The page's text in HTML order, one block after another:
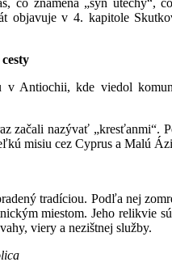
objavuje v 4. kapitole
v Antiochii, kde viedol
začali nazývať „kresťanmi“.
misiu cez Cyprus a Malú
tradíciou. Podľa nej
miestom. Jeho relikvie
viery a nezištnej služby.